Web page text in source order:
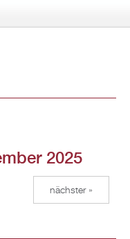
2025
nächster »